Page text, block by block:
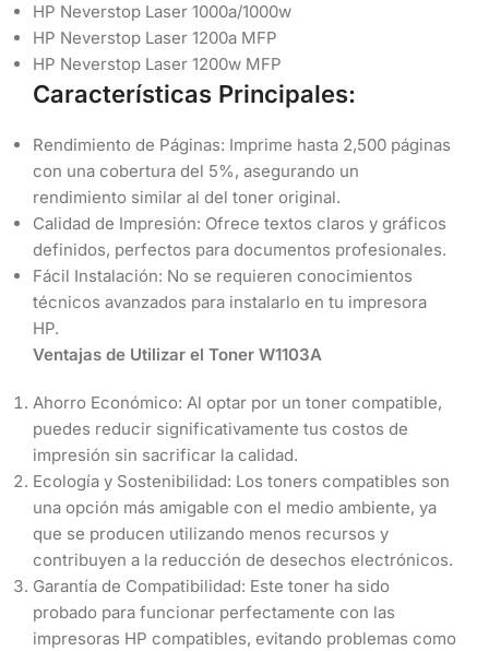
HP Neverstop Laser 1000a/1000w
HP Neverstop Laser 1200a MFP
HP Neverstop Laser 1200w MFP
Características Principales:
Rendimiento de Páginas: Imprime hasta 2,500 páginas
con una cobertura del 5%, asegurando un
rendimiento similar al del toner original.
Calidad de Impresión: Ofrece textos claros y gráficos
definidos, perfectos para documentos profesionales.
Fácil Instalación: No se requieren conocimientos
técnicos avanzados para instalarlo en tu impresora
HP.
Ventajas de Utilizar el Toner W1103A
Ahorro Económico: Al optar por un toner compatible,
puedes reducir significativamente tus costos de
impresión sin sacrificar la calidad.
Ecología y Sostenibilidad: Los toners compatibles son
una opción más amigable con el medio ambiente, ya
que se producen utilizando menos recursos y
contribuyen a la reducción de desechos electrónicos.
Garantía de Compatibilidad: Este toner ha sido
probado para funcionar perfectamente con las
impresoras HP compatibles, evitando problemas como